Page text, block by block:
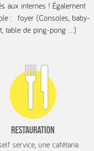
aux internes ! Également
: foyer (Consoles, baby-
table de ping-pong …)
Restauration
service, une cafétaria